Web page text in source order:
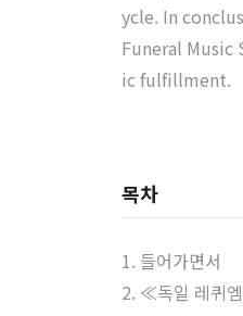
ycle. In
Funeral
ic fulfillment.
목차
1. 들어가면서
2. ≪독일 레퀴